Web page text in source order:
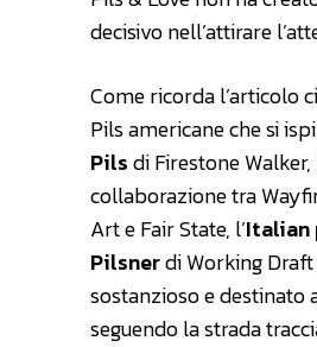
decisivo nell’attirare
Come ricorda l’articolo
Pils americane che si
Pilsdi Firestone
collaborazione tra
Art e Fair State, l’Italian
Pilsnerdi Working
sostanzioso e
seguendo la strada